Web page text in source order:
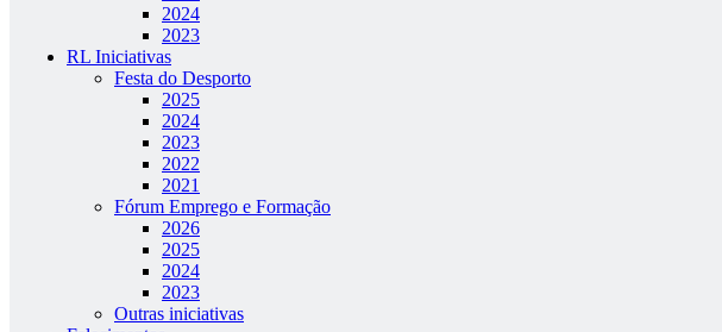
2024
2023
RL Iniciativas
Festa do Desporto
2025
2024
2023
2022
2021
Fórum Emprego e Formação
2026
2025
2024
2023
Outras iniciativas